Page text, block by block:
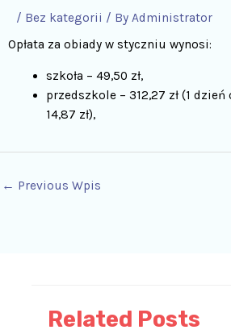
/ Bez kategorii / By Administrator
Opłata za obiady w styczniu wynosi:
szkoła – 49,50 zł,
przedszkole – 312,27 zł (1
14,87 zł),
← Previous Wpis
Related Posts